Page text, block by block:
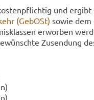
und er­gibt
(Ge­bOSt) sowie
er­wor­ben
Zu­sen­dung